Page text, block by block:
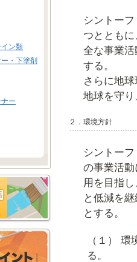
シントー
つととも
全な事業
する。
さらに地
地球を守
２．環境方針
シントー
の事業活
用を目指
と低減を
とする。
（１）
る。
ン類
・下塗剤
ー